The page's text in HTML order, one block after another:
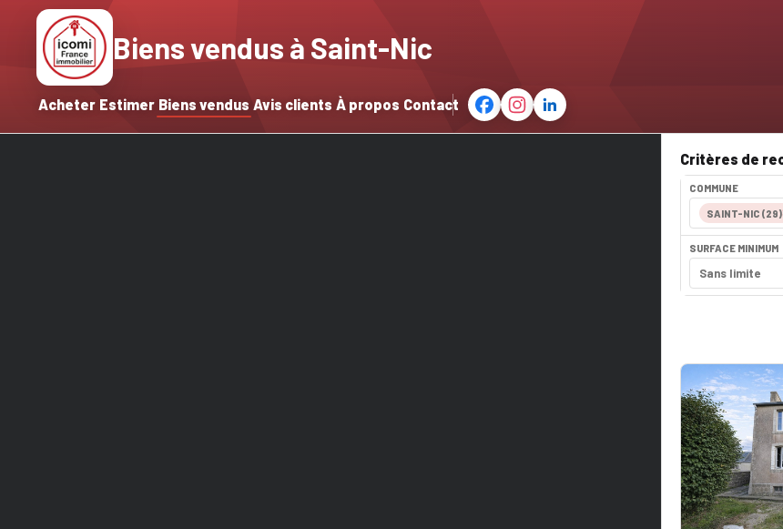
Acheter Estimer Biens vendus Avis clients À propos Contact
Biens vendus à Saint-Nic
Critères de
COMMUNE
SAINT-NIC (29)
SURFACE MINIMUM